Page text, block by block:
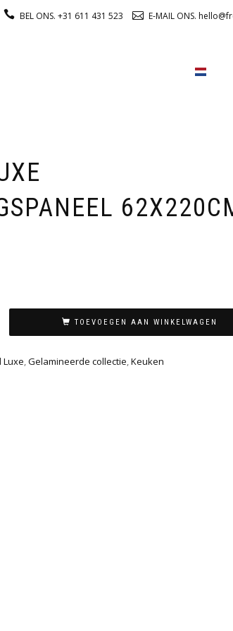
BEL ONS. +31 611 431 523 E-MAIL ONS.
TOEVOEGEN AAN WINKELWAGEN
Luxe,Gelamineerde collectie,Keuken